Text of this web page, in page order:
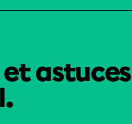
astuces